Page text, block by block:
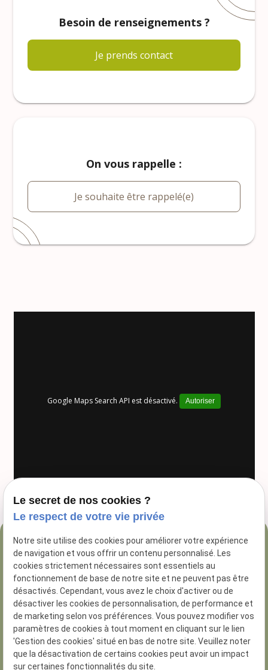
Besoin de renseignements ?
Je prends contact
On vous rappelle :
Je souhaite être rappelé(e)
Google Maps Search API est désactivé. Autoriser
04 84 89 16 47
54 Rue George
13005 Marseille
N° de Siret :81285926200014
Le secret de nos cookies ?
Le respect de votre vie privée
Notre site utilise des cookies pour améliorer votre expérience
de navigation et vous offrir un contenu personnalisé. Les
cookies strictement nécessaires sont essentiels au
fonctionnement de base de notre site et ne peuvent pas être
désactivés. Cependant, vous avez le choix d'activer ou de
désactiver les cookies de personnalisation, de performance et
de marketing selon vos préférences. Vous pouvez modifier vos
paramètres de cookies à tout moment en cliquant sur le lien
'Gestion des cookies' situé en bas de notre site. Veuillez noter
que la désactivation de certains cookies peut avoir un impact
sur certaines fonctionnalités du site.